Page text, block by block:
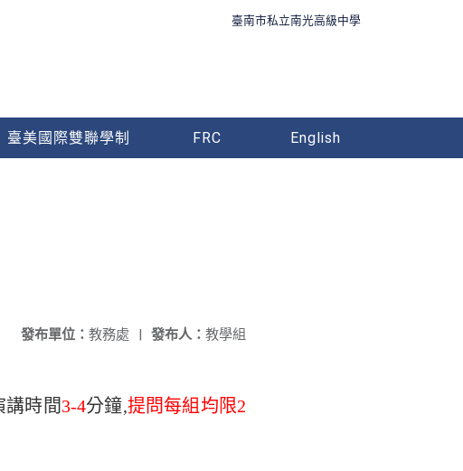
臺南市私立南光高級中學
臺美國際雙聯學制 FRC English
發布人： 教學組
發布單位： 教務處 |
講時間3-4分鐘,提問每組均限2